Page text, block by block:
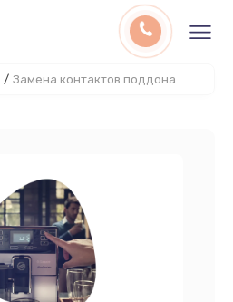
/ Замена контактов поддона